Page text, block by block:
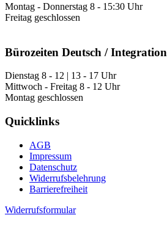
Montag - Donnerstag 8 - 15:30 Uhr
Freitag geschlossen
Bürozeiten Deutsch / Integration
Dienstag 8 - 12 | 13 - 17 Uhr
Mittwoch - Freitag 8 - 12 Uhr
Montag geschlossen
Quicklinks
AGB
Impressum
Datenschutz
Widerrufsbelehrung
Barrierefreiheit
Widerrufsformular